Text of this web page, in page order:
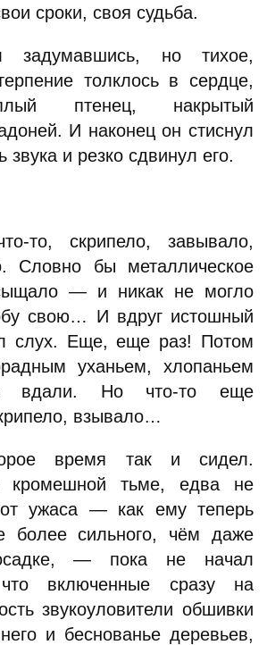
сроки, своя судьба.
задумавшись, но тихое,
толклось в сердце,
птенец, накрытый
И наконец он стиснул
звука и резко сдвинул его.
то, скрипело, завывало,
Словно бы металлическое
— и никак не могло
свою… И вдруг истошный
слух. Еще, еще раз! Потом
уханьем, хлопаньем
Но что-то еще
взывало…
время так и сидел.
кромешной тьме, едва не
от ужаса — как ему теперь
более сильного, чём даже
— пока не начал
что включенные сразу на
звукоуловители обшивки
и беснованье деревьев,